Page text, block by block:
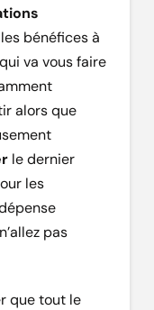
bénéfices à
va vous faire
alors que
le dernier
les
pas
que tout le